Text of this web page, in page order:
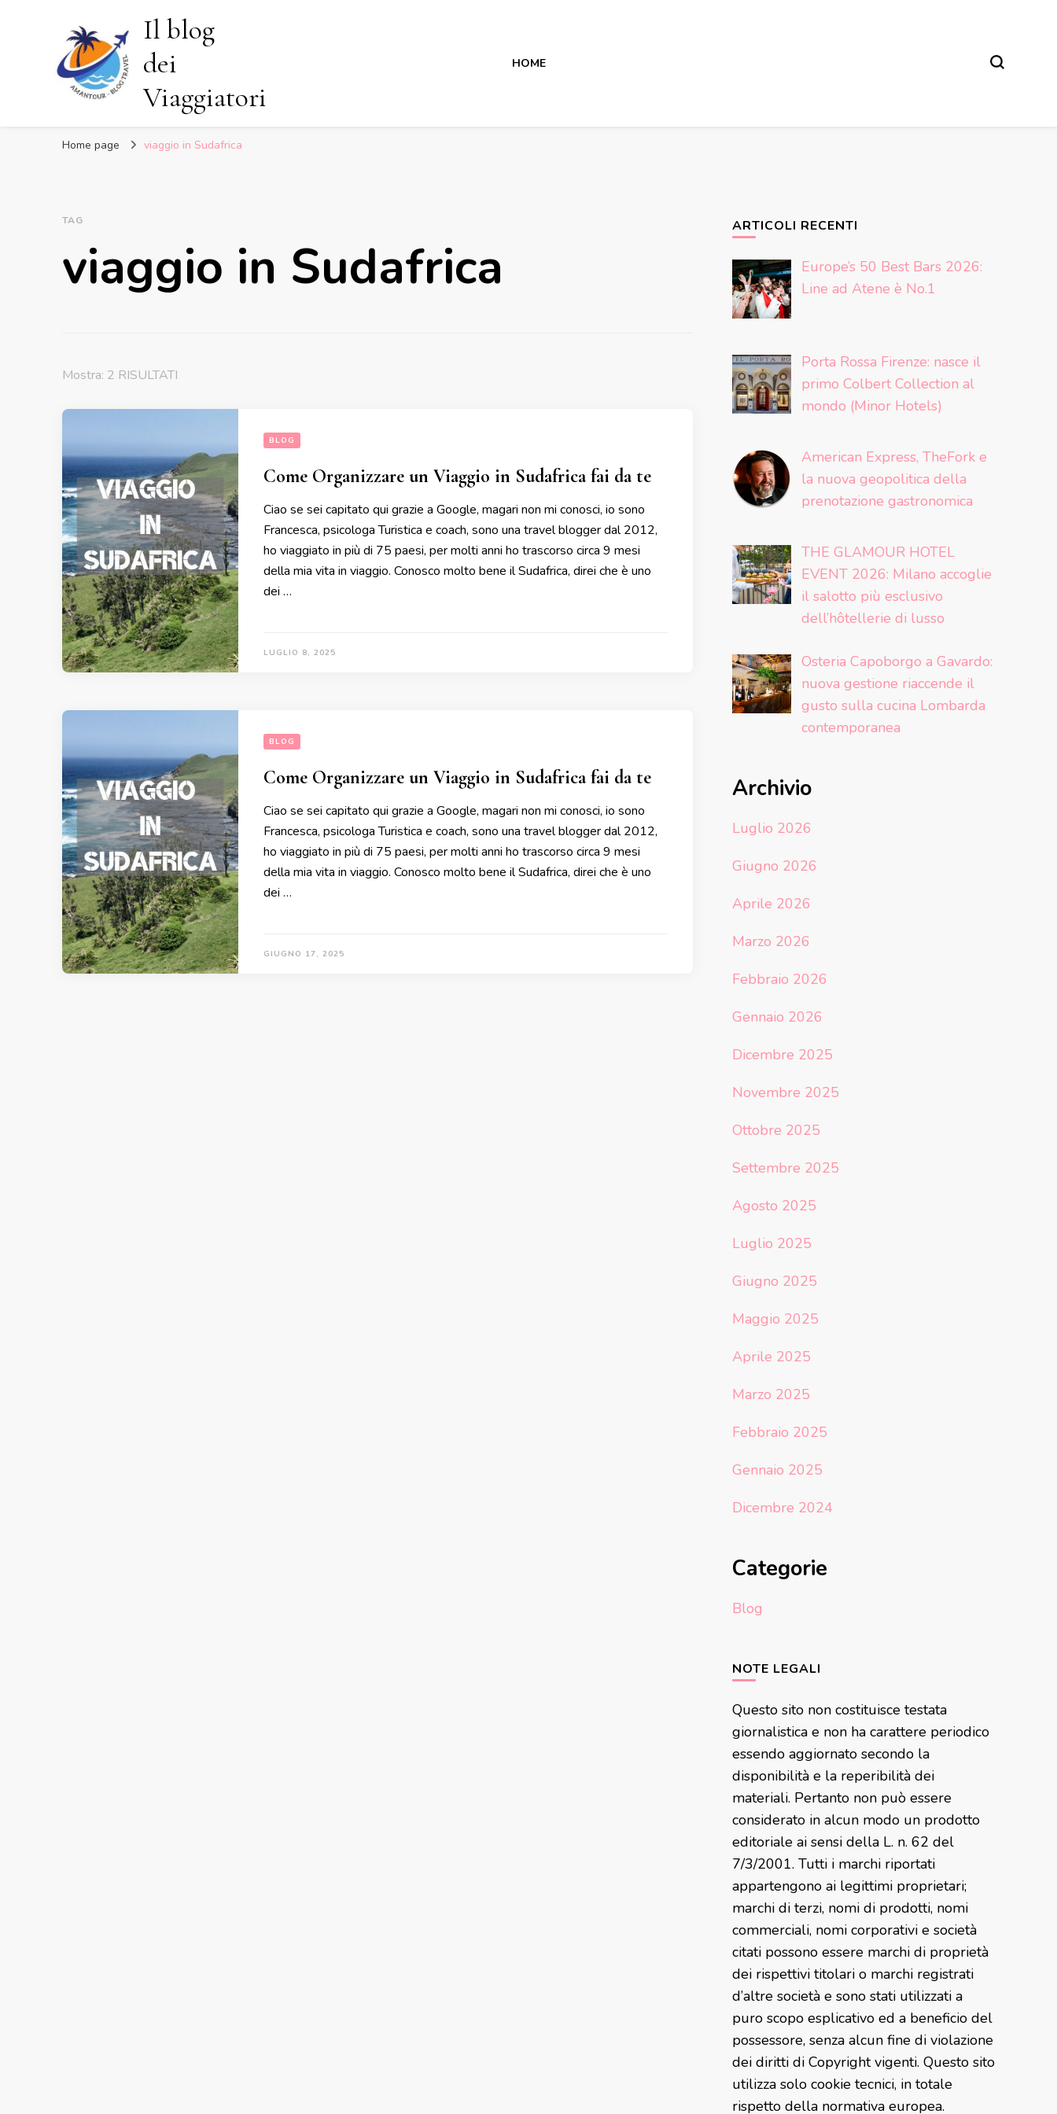
Il blog
dei
Viaggiatori
HOME
Home page viaggio in Sudafrica
TAG
viaggio in Sudafrica
Mostra: 2 RISULTATI
BLOG
Come Organizzare un Viaggio in Sudafrica fai da te
Ciao se sei capitato qui grazie a Google, magari non mi conosci, io sono
Francesca, psicologa Turistica e coach, sono una travel blogger dal 2012,
ho viaggiato in più di 75 paesi, per molti anni ho trascorso circa 9 mesi
della mia vita in viaggio. Conosco molto bene il Sudafrica, direi che è uno
dei …
LUGLIO 8, 2025
BLOG
Come Organizzare un Viaggio in Sudafrica fai da te
Ciao se sei capitato qui grazie a Google, magari non mi conosci, io sono
Francesca, psicologa Turistica e coach, sono una travel blogger dal 2012,
ho viaggiato in più di 75 paesi, per molti anni ho trascorso circa 9 mesi
della mia vita in viaggio. Conosco molto bene il Sudafrica, direi che è uno
dei …
GIUGNO 17, 2025
ARTICOLI RECENTI
Europe’s 50 Best Bars 2026:
Line ad Atene è No.1
Porta Rossa Firenze: nasce il
primo Colbert Collection al
mondo (Minor Hotels)
American Express, TheFork e
la nuova geopolitica della
prenotazione gastronomica
THE GLAMOUR HOTEL
EVENT 2026: Milano accoglie
il salotto più esclusivo
dell’hôtellerie di lusso
Osteria Capoborgo a Gavardo:
nuova gestione riaccende il
gusto sulla cucina Lombarda
contemporanea
Archivio
Luglio 2026
Giugno 2026
Aprile 2026
Marzo 2026
Febbraio 2026
Gennaio 2026
Dicembre 2025
Novembre 2025
Ottobre 2025
Settembre 2025
Agosto 2025
Luglio 2025
Giugno 2025
Maggio 2025
Aprile 2025
Marzo 2025
Febbraio 2025
Gennaio 2025
Dicembre 2024
Categorie
Blog
NOTE LEGALI
Questo sito non costituisce testata
giornalistica e non ha carattere periodico
essendo aggiornato secondo la
disponibilità e la reperibilità dei
materiali. Pertanto non può essere
considerato in alcun modo un prodotto
editoriale ai sensi della L. n. 62 del
7/3/2001. Tutti i marchi riportati
appartengono ai legittimi proprietari;
marchi di terzi, nomi di prodotti, nomi
commerciali, nomi corporativi e società
citati possono essere marchi di proprietà
dei rispettivi titolari o marchi registrati
d’altre società e sono stati utilizzati a
puro scopo esplicativo ed a beneficio del
possessore, senza alcun fine di violazione
dei diritti di Copyright vigenti. Questo sito
utilizza solo cookie tecnici, in totale
rispetto della normativa europea.